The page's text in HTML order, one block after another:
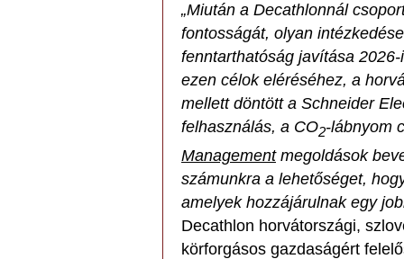
„Miután a Decathlonnál
fontosságát, olyan
fenntarthatóság javítása
ezen célok eléréséhez, a
mellett döntött a Schneider
felhasználás, a CO2-lábnyom
Managementmegoldások
számunkra a lehetőséget,
amelyek hozzájárulnak egy
Decathlon horvátországi,
körforgásos gazdaságért